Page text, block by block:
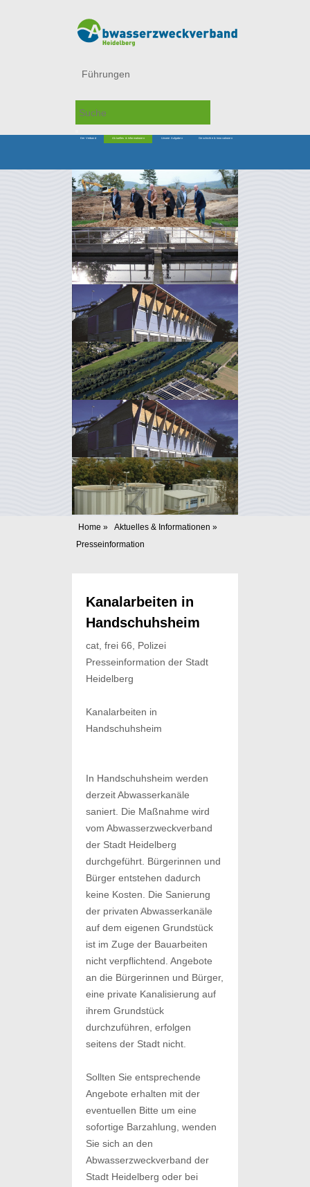
Führungen
Der Verband Aktuelles & Informationen Unsere Aufgaben Geschichte & Innovationen
Home » Aktuelles & Informationen »
Presseinformation
Kanalarbeiten in
Handschuhsheim
cat, frei 66, Polizei
Presseinformation der Stadt
Heidelberg
Kanalarbeiten in
Handschuhsheim
In Handschuhsheim werden
derzeit Abwasserkanäle
saniert. Die Maßnahme wird
vom Abwasserzweckverband
der Stadt Heidelberg
durchgeführt. Bürgerinnen und
Bürger entstehen dadurch
keine Kosten. Die Sanierung
der privaten Abwasserkanäle
auf dem eigenen Grundstück
ist im Zuge der Bauarbeiten
nicht verpflichtend. Angebote
an die Bürgerinnen und Bürger,
eine private Kanalisierung auf
ihrem Grundstück
durchzuführen, erfolgen
seitens der Stadt nicht.
Sollten Sie entsprechende
Angebote erhalten mit der
eventuellen Bitte um eine
sofortige Barzahlung, wenden
Sie sich an den
Abwasserzweckverband der
Stadt Heidelberg oder bei